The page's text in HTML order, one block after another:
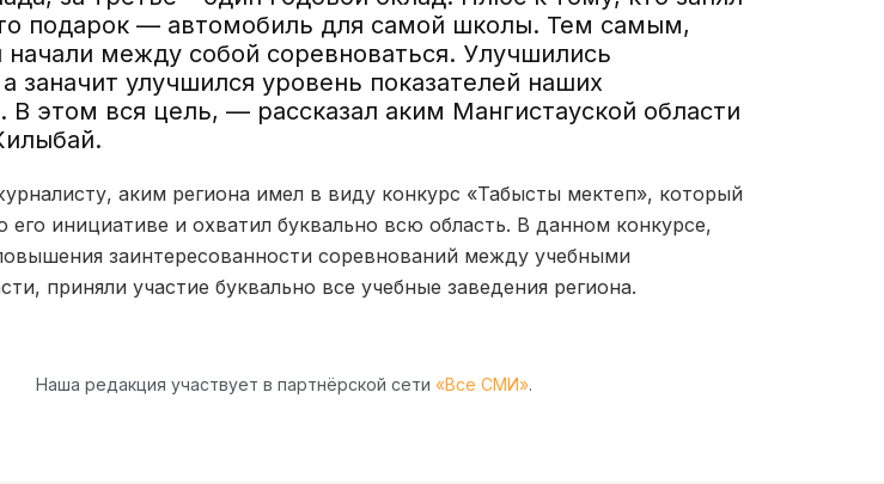
подарок — автомобиль для самой школы. Тем самым,
между собой соревноваться. Улучшились
а заначит улучшился уровень показателей наших
В этом вся цель, — рассказал аким Мангистауской области
аким региона имел в виду конкурс «Табысты мектеп», который
его инициативе и охватил буквально всю область. В данном конкурсе,
заинтересованности соревнований между учебными
приняли участие буквально все учебные заведения региона.
Наша редакция участвует в партнёрской сети «Все СМИ».